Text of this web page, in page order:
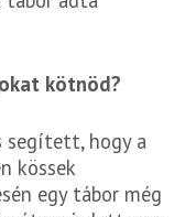
kötnöd?
segített, hogy a
kössek
egy tábor még